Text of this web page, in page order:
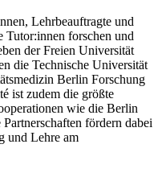
Lehrbeauftragte und
Tutor:innen forschen und
der Freien Universität
die Technische Universität
Berlin Forschung
ist zudem die größte
wie die Berlin
fördern dabei
und Lehre am